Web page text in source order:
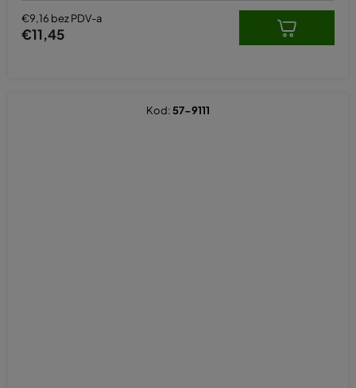
€9,16 bez PDV-a
€11,45
Kod: 57-9111